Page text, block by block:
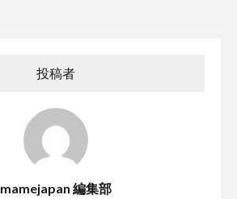
投稿者
mamejapan 編集部